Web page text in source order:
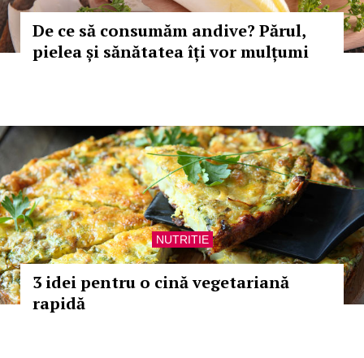
De ce să consumăm andive? Părul,
pielea și sănătatea îți vor mulțumi
NUTRITIE
3 idei pentru o cină vegetariană
rapidă